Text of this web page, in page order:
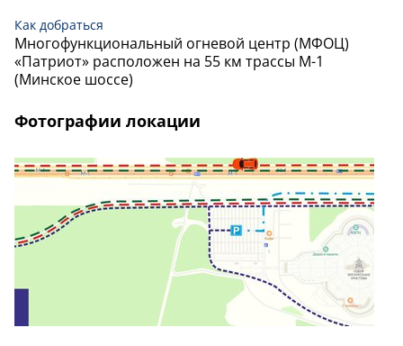
Как добраться
Многофункциональный огневой центр (МФОЦ)
«Патриот» расположен на 55 км трассы М-1
(Минское шоссе)
Фотографии локации